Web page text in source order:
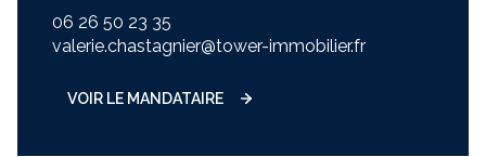
06 26 50 23 35
valerie.chastagnier@tower-immobilier.fr
VOIR LE MANDATAIRE